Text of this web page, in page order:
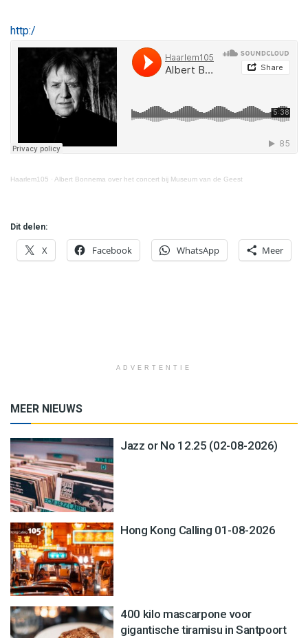
http:/
Haarlem105 · Albert Bonnema over het concert bij Museum van de Geest
Dit delen:
X Facebook WhatsApp Meer
ADVERTENTIE
MEER NIEUWS
Jazz or No 12.25 (02-08-2026)
Hong Kong Calling 01-08-2026
400 kilo mascarpone voor
gigantische tiramisu in Santpoort